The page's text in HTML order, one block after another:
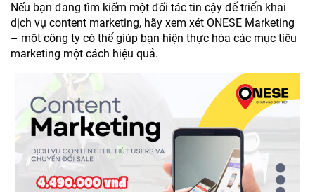
Nếu bạn đang tìm kiếm một đối tác tin cậy để triển khai
dịch vụ content marketing, hãy xem xét ONESE Marketing
– một công ty có thể giúp bạn hiện thực hóa các mục tiêu
marketing một cách hiệu quả.